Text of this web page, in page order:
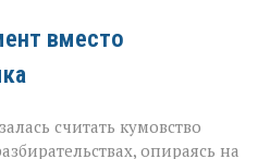
вместо
считать кумовство
опираясь на